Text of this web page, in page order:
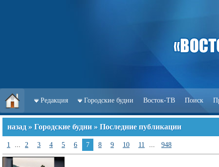
Редакция Городские будни Восток-ТВ Поиск
назад » Городские будни » Последние публикации
1 ... 2 3 4 5 6 7 8 9 10 11 ... 948